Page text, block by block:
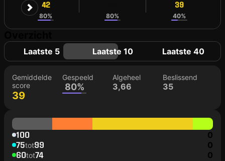
42
80% 80%
39
40%
Laatste 5 Laatste 10 Laatste 40
Gemiddelde
score
39
Gespeeld
80%
Algeheel
3,66
Beslissend
35
100 0
75tot99 0
60tot74 0